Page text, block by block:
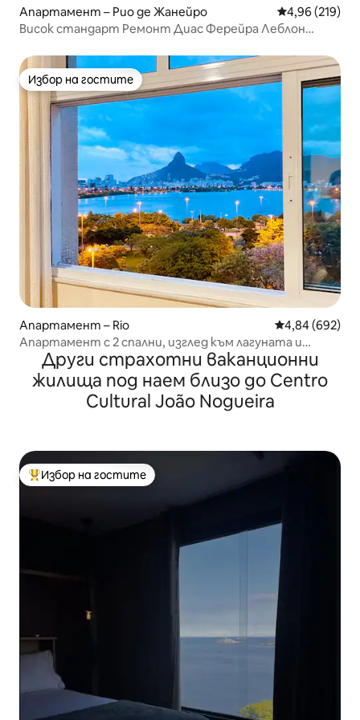
Апартамент – Рио де Жанейро Средна
4,96 (219)
Висок стандарт Ремонт Диас Ферейра Леблон
Избор на гостите
Избор на гостите
Апартамент – Rio Средна
4,84 (692)
Апартамент с 2 спални, изглед към лагуната и
паркинг
Други страхотни ваканционни
жилища под наем близо до Centro
Cultural João Nogueira
Най-популярен избор на гостите
Избор на гостите